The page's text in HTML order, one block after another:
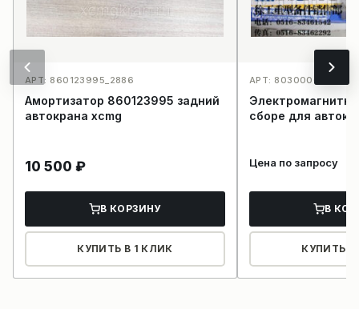
АРТ: 860123995_2886
Амортизатор 860123995 задний
автокрана xcmg
10 500 ₽
В КОРЗИНУ
КУПИТЬ В 1 КЛИК
АРТ:
сборе для
Цена по запросу
В
КУПИТЬ В